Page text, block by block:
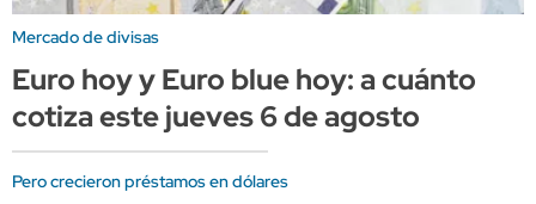
Mercado de divisas
Euro hoy y Euro blue hoy: a cuánto
cotiza este jueves 6 de agosto
Pero crecieron préstamos en dólares